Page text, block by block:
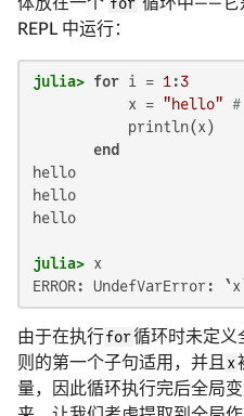
REPL 中运行：
julia> for i = 1 :3
           x =
"hello"
           println(x)
end
hello
hello
hello
julia>
ERROR: UndefVarError:
由于在执行for循环时未定义
则的第一个子句适用，并且 x
量，因此循环执行完后全局